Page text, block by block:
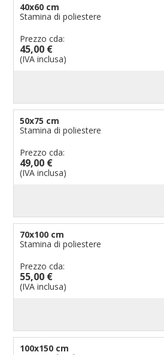
40x60 cm
Stamina di poliestere
Prezzo cda:
45,00 €
(IVA inclusa)
50x75 cm
Stamina di poliestere
Prezzo cda:
49,00 €
(IVA inclusa)
70x100 cm
Stamina di poliestere
Prezzo cda:
55,00 €
(IVA inclusa)
100x150 cm